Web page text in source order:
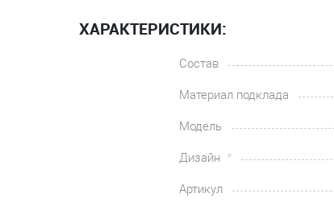
ХАРАКТЕРИСТИКИ:
Состав
Материал подклада
Модель
Дизайн
Артикул